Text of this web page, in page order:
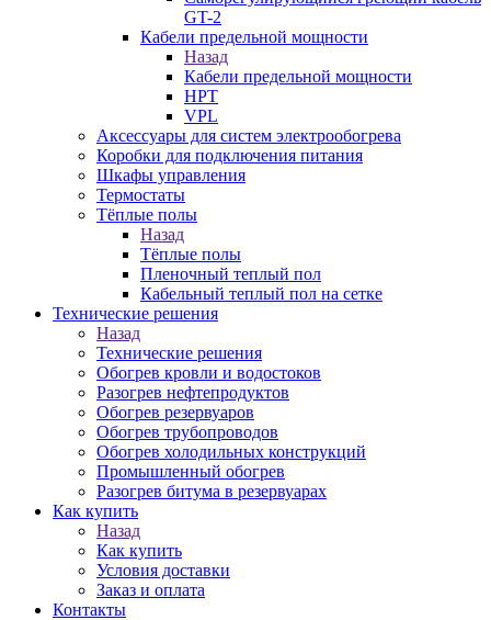
GT-2
Кабели предельной мощности
Назад
Кабели предельной мощности
HPT
VPL
Аксессуары для систем электрообогрева
Коробки для подключения питания
Шкафы управления
Термостаты
Тёплые полы
Назад
Тёплые полы
Пленочный теплый пол
Кабельный теплый пол на сетке
Технические решения
Назад
Технические решения
Обогрев кровли и водостоков
Разогрев нефтепродуктов
Обогрев резервуаров
Обогрев трубопроводов
Обогрев холодильных конструкций
Промышленный обогрев
Разогрев битума в резервуарах
Как купить
Назад
Как купить
Условия доставки
Заказ и оплата
Контакты